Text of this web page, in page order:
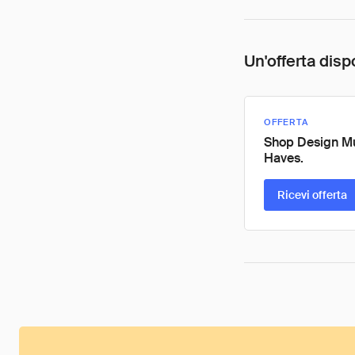
Un'offerta
OFFERTA
Shop Design
Haves.
Ricevi offerta